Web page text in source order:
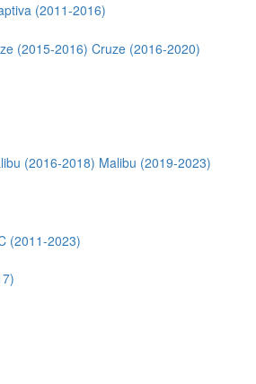
(2011-2016)
(2015-2016) Cruze (2016-2020)
(2016-2018) Malibu (2019-2023)
(2011-2023)